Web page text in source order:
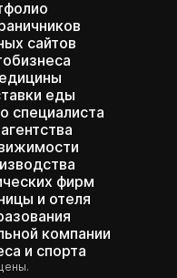
сайтов
еды
специалиста
фирм
и отеля
компании
и спорта